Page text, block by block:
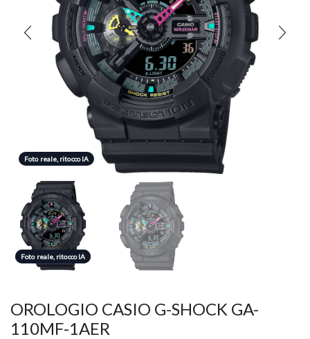
Foto reale, ritocco IA
Foto reale, ritocco IA
Foto reale, ritocco IA
OROLOGIO CASIO G-SHOCK GA-
110MF-1AER